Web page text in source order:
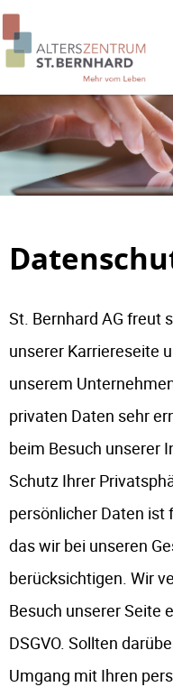
St. Bernhard AG freut
unserer Karriereseite
unserem
privaten Daten sehr
beim Besuch unserer
Schutz Ihrer
persönlicher Daten ist
das wir bei unseren
berücksichtigen. Wir
Besuch unserer Seite
DSGVO. Sollten
Umgang mit Ihren